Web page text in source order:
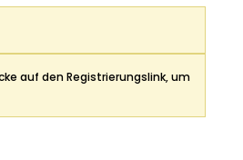
auf den Registrierungslink, um